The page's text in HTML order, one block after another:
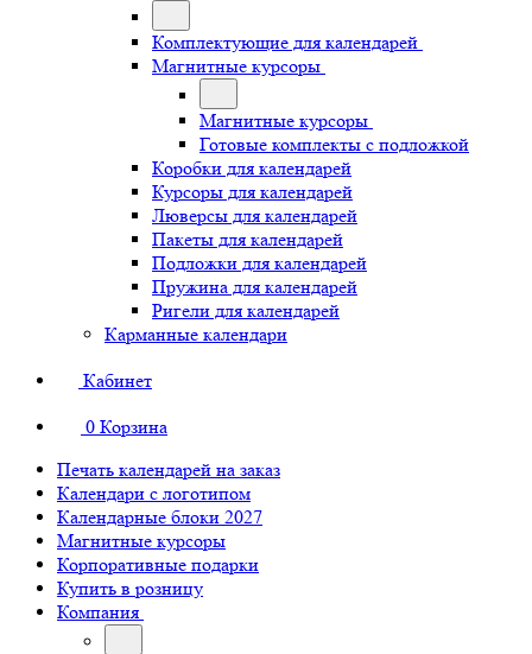
Комплектующие для календарей
Магнитные курсоры
Магнитные курсоры
Готовые комплекты с подложкой
Коробки для календарей
Курсоры для календарей
Люверсы для календарей
Пакеты для календарей
Подложки для календарей
Пружина для календарей
Ригели для календарей
Карманные календари
Кабинет
0 Корзина
Печать календарей на заказ
Календари с логотипом
Календарные блоки 2027
Магнитные курсоры
Корпоративные подарки
Купить в розницу
Компания